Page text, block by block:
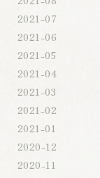
2021-07
2021-06
2021-05
2021-04
2021-03
2021-02
2021-01
2020-12
2020-11